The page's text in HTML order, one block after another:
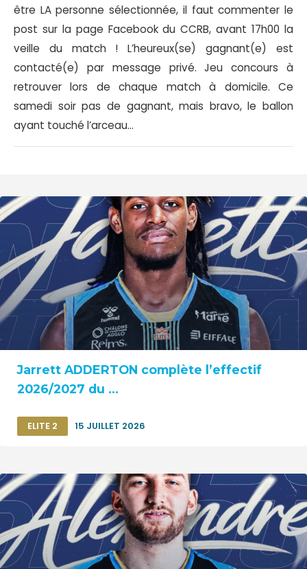
être LA personne sélectionnée, il faut commenter le
post sur la page Facebook du CCRB, avant 17h00 la
veille du match ! L’heureux(se) gagnant(e) est
contacté(e) par message privé. Jeu concours à
retrouver lors de chaque match à domicile. Ce
samedi soir pas de gagnant, mais bravo, le ballon
ayant touché l’arceau…
Jarrett ADDERTON complète l’effectif
2026/2027 du ...
ELITE 2 15 JUILLET 2026